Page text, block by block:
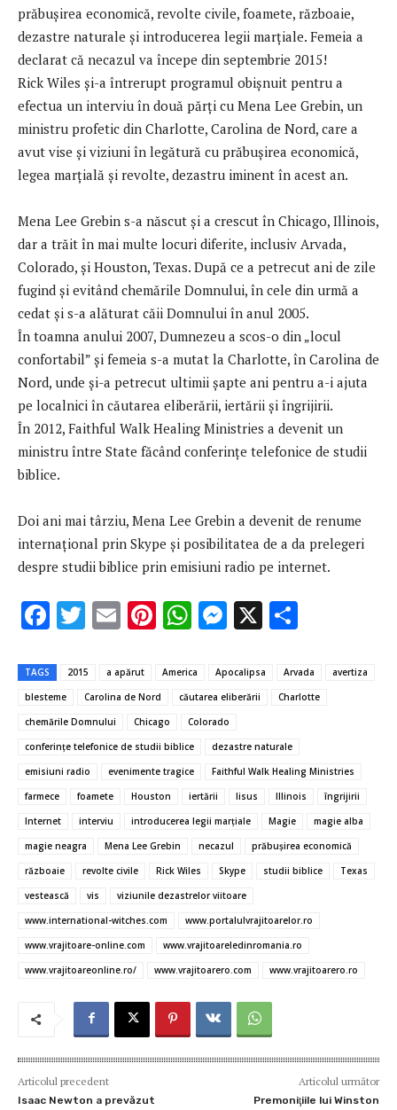
prăbuşirea economică, revolte civile, foamete, războaie,
dezastre naturale și introducerea legii marțiale. Femeia a
declarat că necazul va începe din septembrie 2015!
Rick Wiles şi-a întrerupt programul obișnuit pentru a
efectua un interviu în două părți cu Mena Lee Grebin, un
ministru profetic din Charlotte, Carolina de Nord, care a
avut vise și viziuni în legătură cu prăbuşirea economică,
legea marțială și revolte, dezastru iminent în acest an.
Mena Lee Grebin s-a născut şi a crescut în Chicago, Illinois,
dar a trăit în mai multe locuri diferite, inclusiv Arvada,
Colorado, și Houston, Texas. După ce a petrecut ani de zile
fugind și evitând chemările Domnului, în cele din urmă a
cedat și s-a alăturat căii Domnului în anul 2005.
În toamna anului 2007, Dumnezeu a scos-o din „locul
confortabil” și femeia s-a mutat la Charlotte, în Carolina de
Nord, unde şi-a petrecut ultimii șapte ani pentru a-i ajuta
pe localnici în căutarea eliberării, iertării şi îngrijirii.
În 2012, Faithful Walk Healing Ministries a devenit un
ministru între State făcând conferinţe telefonice de studii
biblice.
Doi ani mai târziu, Mena Lee Grebin a devenit de renume
internațional prin Skype și posibilitatea de a da prelegeri
despre studii biblice prin emisiuni radio pe internet.
F
e
b
o
o
k
T
it
te
r
E
ai
l
Pi
er
es
t
W
at
s
A
p
p
M
se
n
g
er
X
ta
je
TAGS 2015 a apărut America Apocalipsa Arvada
avertiza
blesteme
Carolina de Nord căutarea eliberării
Charlotte
chemările Domnului
Chicago
Colorado
conferinţe telefonice de studii biblice
dezastre naturale
emisiuni radio
evenimente tragice
Faithful Walk Healing Ministries
farmece
foamete Houston iertării Iisus Illinois
îngrijirii
Internet
interviu introducerea legii marțiale Magie
magie alba
magie neagra
Mena Lee Grebin necazul
prăbuşirea economică
războaie
revolte civile Rick Wiles Skype studii biblice
Texas
vestească
vis
viziunile dezastrelor viitoare
www.international-witches.com
www.portalulvrajitoarelor.ro
www.vrajitoare-online.com
www.vrajitoareledinromania.ro
www.vrajitoareonline.ro/
www.vrajitoarero.com www.vrajitoarero.ro
Articolul precedent
Isaac Newton a prevăzut
Articolul următor
Premoniţiile lui Winston